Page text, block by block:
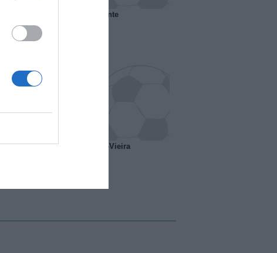
il Marsiglia senza presidente
ipotesi scambio Davids-Vieira